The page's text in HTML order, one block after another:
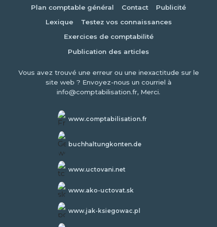
Plan comptable général
Contact
Publicité
Lexique
Testez vos connaissances
Exercices de comptabilité
Publication des articles
Vous avez trouvé une erreur ou une inexactitude sur le
site web ? Envoyez-nous un courriel à
info@comptabilisation.fr, Merci.
www.comptabilisation.fr
buchhaltungkonten.de
www.uctovani.net
www.ako-uctovat.sk
www.jak-ksiegowac.pl